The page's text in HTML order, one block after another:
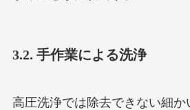
3.2. 手作業による洗浄
高圧洗浄では除去できない細か